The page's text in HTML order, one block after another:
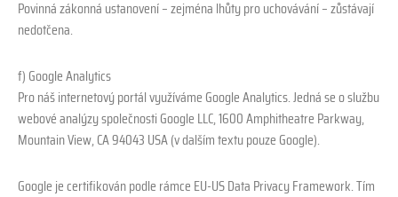
Povinná zákonná ustanovení – zejména lhůty pro uchovávání – zůstávají
nedotčena.
f) Google Analytics
Pro náš internetový portál využíváme Google Analytics. Jedná se o službu
webové analýzy společnosti Google LLC, 1600 Amphitheatre Parkway,
Mountain View, CA 94043 USA (v dalším textu pouze Google).
Google je certifikován podle rámce EU-US Data Privacy Framework. Tím